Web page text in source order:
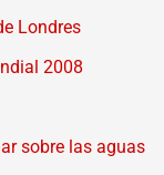
Londres
2008
sobre las aguas